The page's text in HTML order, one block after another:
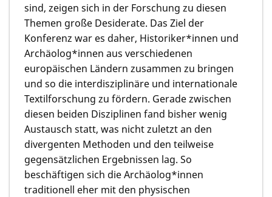
sind, zeigen sich in der Forschung zu diesen
Themen große Desiderate. Das Ziel der
Konferenz war es daher, Historiker*innen und
Archäolog*innen aus verschiedenen
europäischen Ländern zusammen zu bringen
und so die interdisziplinäre und internationale
Textilforschung zu fördern. Gerade zwischen
diesen beiden Disziplinen fand bisher wenig
Austausch statt, was nicht zuletzt an den
divergenten Methoden und den teilweise
gegensätzlichen Ergebnissen lag. So
beschäftigen sich die Archäolog*innen
traditionell eher mit den physischen